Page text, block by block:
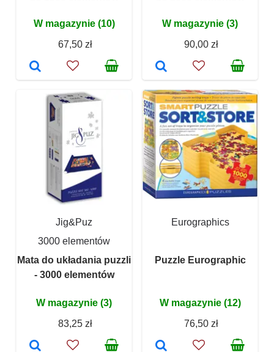
W magazynie (10)
67,50 zł
W magazynie (3)
90,00 zł
Jig&Puz
3000 elementów
Mata do układania puzzli
- 3000 elementów
W magazynie (3)
83,25 zł
Eurographics
Puzzle Eurographic
W magazynie (12)
76,50 zł